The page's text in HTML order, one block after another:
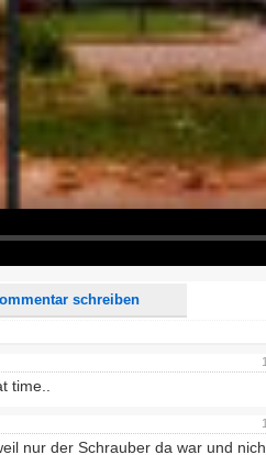
schreiben
werden aus Deinem Kommentar entfernt.
verwende "www." oder "http://" in URLs
dieser Seite weitere Kommentare erscheinen.
time..
nur der Schrauber da war und